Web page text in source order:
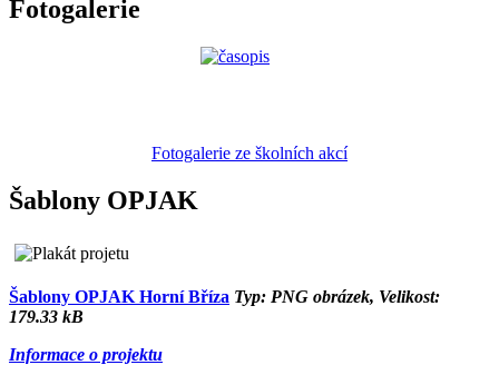
Fotogalerie
Fotogalerie ze školních akcí
Šablony OPJAK
Šablony OPJAK Horní Bříza Typ: PNG obrázek, Velikost:
179.33 kB
Informace o projektu